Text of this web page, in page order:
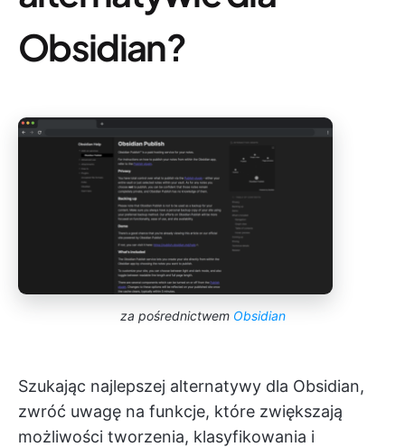
Obsidian?
za pośrednictwem Obsidian
Szukając najlepszej alternatywy dla Obsidian,
zwróć uwagę na funkcje, które zwiększają
możliwości tworzenia, klasyfikowania i